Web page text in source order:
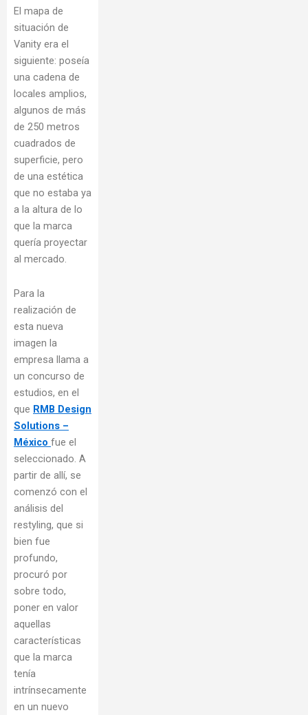
El mapa de
situación de
Vanity era el
siguiente: poseía
una cadena de
locales amplios,
algunos de más
de 250 metros
cuadrados de
superficie, pero
de una estética
que no estaba ya
a la altura de lo
que la marca
quería proyectar
al mercado.
Para la
realización de
esta nueva
imagen la
empresa llama a
un concurso de
estudios, en el
que RMB Design
Solutions –
México fue el
seleccionado. A
partir de allí, se
comenzó con el
análisis del
restyling, que si
bien fue
profundo,
procuró por
sobre todo,
poner en valor
aquellas
características
que la marca
tenía
intrínsecamente
en un nuevo